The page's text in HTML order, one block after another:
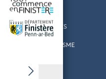
VENIR EN FINISTÈRE
CARTES ET BROCHURES
LES OFFICES DE TOURISME